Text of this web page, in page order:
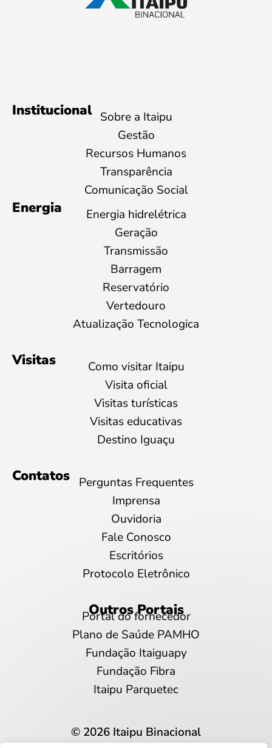
Institucional Sobre a Itaipu
Gestão
Recursos Humanos
Transparência
Comunicação Social
Energia
Energia hidrelétrica
Geração
Transmissão
Barragem
Reservatório
Vertedouro
Atualização Tecnologica
Visitas
Como visitar Itaipu
Visita oficial
Visitas turísticas
Visitas educativas
Destino Iguaçu
Contatos
Perguntas Frequentes
Imprensa
Ouvidoria
Fale Conosco
Escritórios
Protocolo Eletrônico
Outros Portais
Portal do fornecedor
Plano de Saúde PAMHO
Fundação Itaiguapy
Fundação Fibra
Itaipu Parquetec
© 2026 Itaipu Binacional